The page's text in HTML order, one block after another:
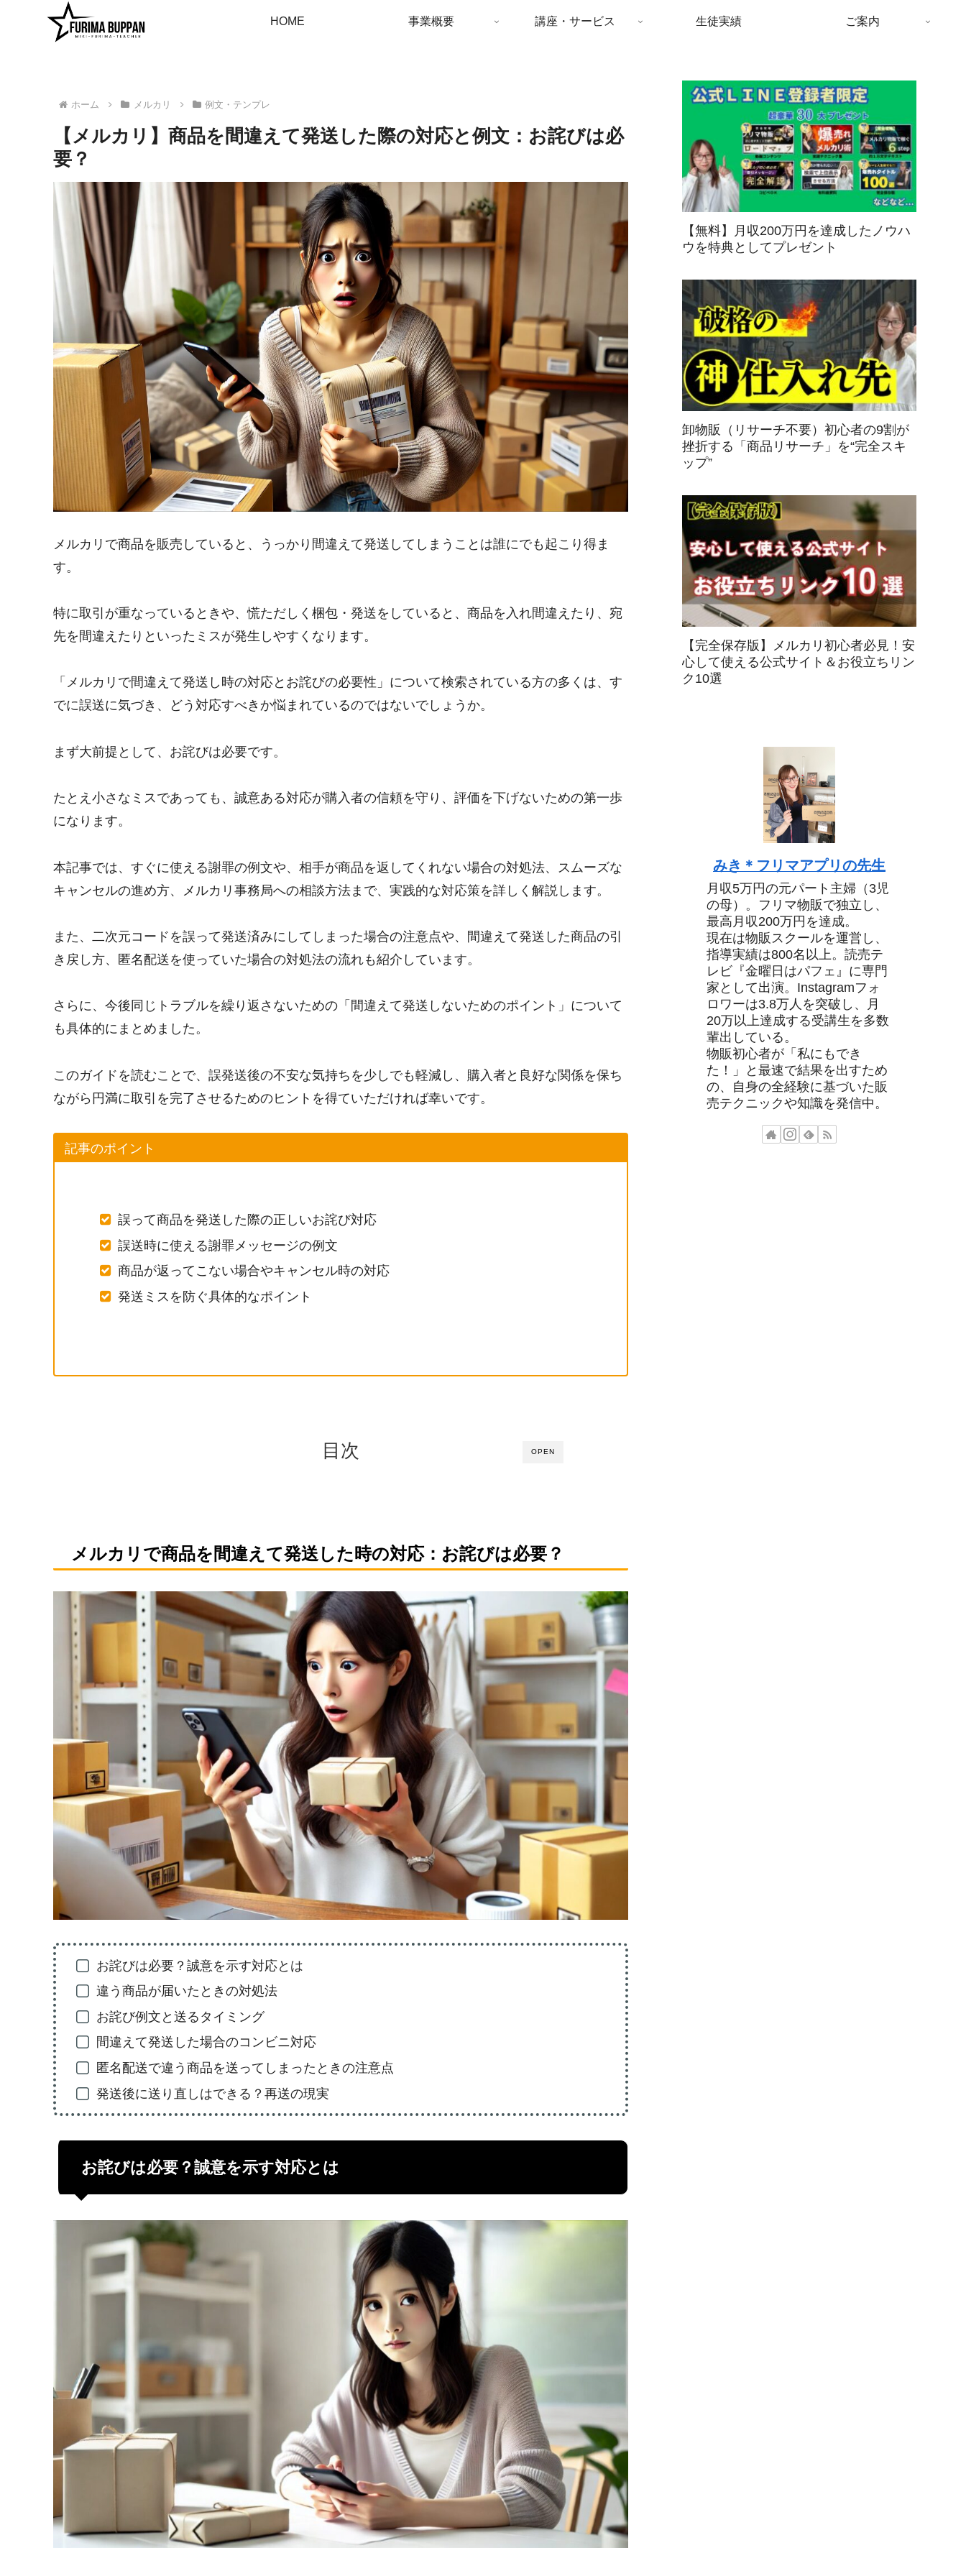
HOME 事業概要 講座・サービス 生徒実績 ご案内
ホーム メルカリ 例文・テンプレ
【メルカリ】商品を間違えて発送した際の対応と例文：お詫びは必
要？
メルカリで商品を販売していると、うっかり間違えて発送してしまうことは誰にでも起こり得ま
す。
特に取引が重なっているときや、慌ただしく梱包・発送をしていると、商品を入れ間違えたり、宛
先を間違えたりといったミスが発生しやすくなります。
「メルカリで間違えて発送し時の対応とお詫びの必要性」について検索されている方の多くは、す
でに誤送に気づき、どう対応すべきか悩まれているのではないでしょうか。
まず大前提として、お詫びは必要です。
たとえ小さなミスであっても、誠意ある対応が購入者の信頼を守り、評価を下げないための第一歩
になります。
本記事では、すぐに使える謝罪の例文や、相手が商品を返してくれない場合の対処法、スムーズな
キャンセルの進め方、メルカリ事務局への相談方法まで、実践的な対応策を詳しく解説します。
また、二次元コードを誤って発送済みにしてしまった場合の注意点や、間違えて発送した商品の引
き戻し方、匿名配送を使っていた場合の対処法の流れも紹介しています。
さらに、今後同じトラブルを繰り返さないための「間違えて発送しないためのポイント」について
も具体的にまとめました。
このガイドを読むことで、誤発送後の不安な気持ちを少しでも軽減し、購入者と良好な関係を保ち
ながら円満に取引を完了させるためのヒントを得ていただければ幸いです。
記事のポイント
誤って商品を発送した際の正しいお詫び対応
誤送時に使える謝罪メッセージの例文
商品が返ってこない場合やキャンセル時の対応
発送ミスを防ぐ具体的なポイント
OPEN
目次
メルカリで商品を間違えて発送した時の対応：お詫びは必要？
お詫びは必要？誠意を示す対応とは
違う商品が届いたときの対処法
お詫び例文と送るタイミング
間違えて発送した場合のコンビニ対応
匿名配送で違う商品を送ってしまったときの注意点
発送後に送り直しはできる？再送の現実
お詫びは必要？誠意を示す対応とは
【無料】月収200万円を達成したノウハ
ウを特典としてプレゼント
卸物販（リサーチ不要）初心者の9割が
挫折する「商品リサーチ」を“完全スキ
ップ”
【完全保存版】メルカリ初心者必見！安
心して使える公式サイト＆お役立ちリン
ク10選
みき＊フリマアプリの先生
月収5万円の元パート主婦（3児
の母）。フリマ物販で独立し、
最高月収200万円を達成。
現在は物販スクールを運営し、
指導実績は800名以上。読売テ
レビ『金曜日はパフェ』に専門
家として出演。Instagramフォ
ロワーは3.8万人を突破し、月
20万以上達成する受講生を多数
輩出している。
物販初心者が「私にもでき
た！」と最速で結果を出すため
の、自身の全経験に基づいた販
売テクニックや知識を発信中。